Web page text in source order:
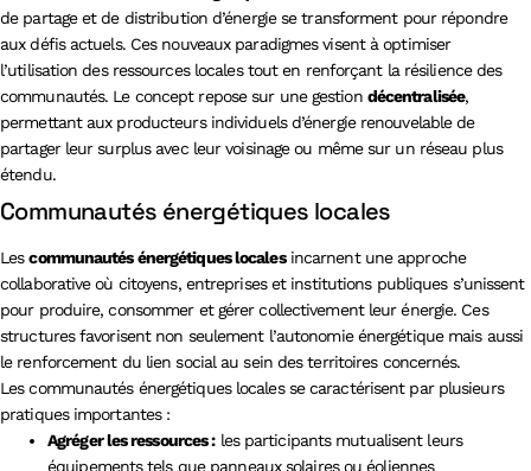
de partage et de distribution d’énergie se transforment pour répondre
aux défis actuels. Ces nouveaux paradigmes visent à optimiser
l’utilisation des ressources locales tout en renforçant la résilience des
communautés. Le concept repose sur une gestion décentralisée,
permettant aux producteurs individuels d’énergie renouvelable de
partager leur surplus avec leur voisinage ou même sur un réseau plus
étendu.
Communautés énergétiques locales
Lescommunautés énergétiques localesincarnent une approche
collaborative où citoyens, entreprises et institutions publiques s’unissent
pour produire, consommer et gérer collectivement leur énergie. Ces
structures favorisent non seulement l’autonomie énergétique mais aussi
le renforcement du lien social au sein des territoires concernés.
Les communautés énergétiques locales se caractérisent par plusieurs
pratiques importantes :
Agréger les ressources :les participants mutualisent leurs
équipements tels que panneaux solaires ou éoliennes